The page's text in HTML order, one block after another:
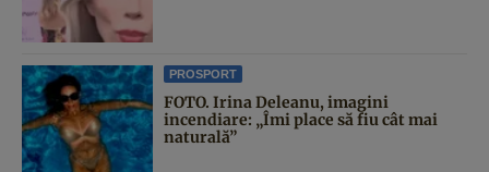
PROSPORT
FOTO. Irina Deleanu, imagini
incendiare: „Îmi place să fiu cât mai
naturală”